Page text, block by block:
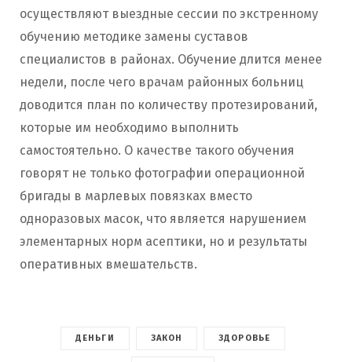
осуществляют выездные сессии по экстренному
обучению методике замены суставов
специалистов в районах. Обучение длится менее
недели, после чего врачам районных больниц
доводится план по количеству протезирований,
которые им необходимо выполнить
самостоятельно. О качестве такого обучения
говорят не только фотографии операционной
бригады в марлевых повязках вместо
одноразовых масок, что является нарушением
элементарных норм асептики, но и результаты
оперативных вмешательств.
ДЕНЬГИ ЗАКОН ЗДОРОВЬЕ